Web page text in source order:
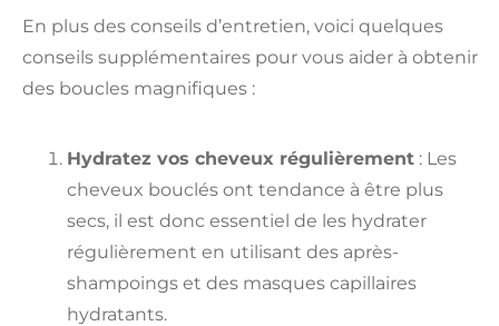
En plus des conseils d’entretien, voici quelques
conseils supplémentaires pour vous aider à obtenir
des boucles magnifiques :
Hydratez vos cheveux régulièrement : Les
cheveux bouclés ont tendance à être plus
secs, il est donc essentiel de les hydrater
régulièrement en utilisant des après-
shampoings et des masques capillaires
hydratants.